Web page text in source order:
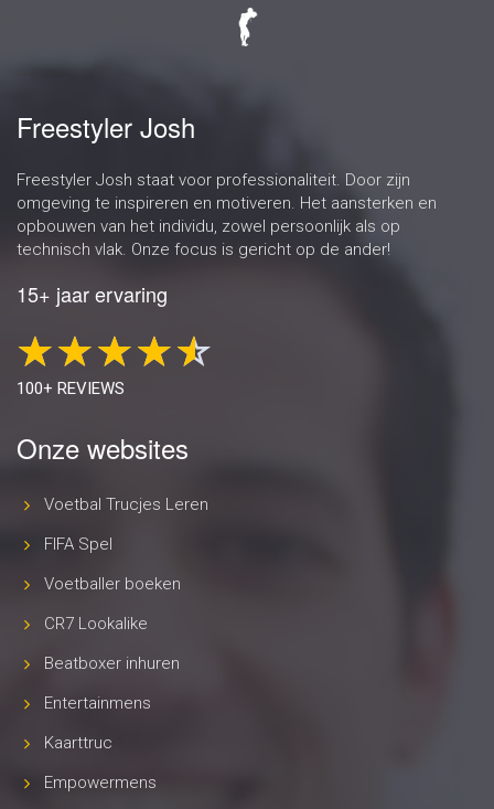
Freestyler Josh
Freestyler Josh staat voor professionaliteit. Door zijn
omgeving te inspireren en motiveren. Het aansterken en
opbouwen van het individu, zowel persoonlijk als op
technisch vlak. Onze focus is gericht op de ander!
15+ jaar ervaring
100+ REVIEWS
Onze websites
Voetbal Trucjes Leren
FIFA Spel
Voetballer boeken
CR7 Lookalike
Beatboxer inhuren
Entertainmens
Kaarttruc
Empowermens